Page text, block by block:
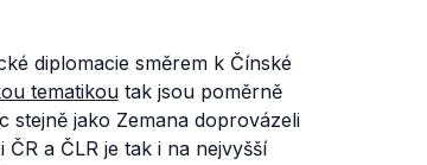
diplomacie směrem k Čínské
tematikoutak jsou poměrně
stejně jako Zemana doprovázeli
a ČLR je tak i na nejvyšší